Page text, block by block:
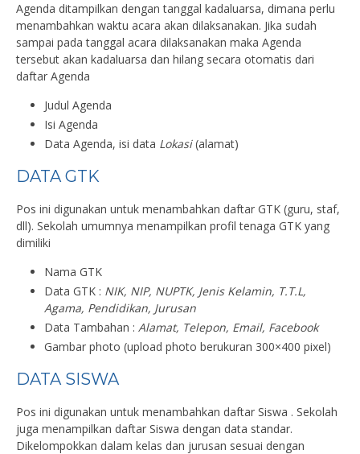
Agenda ditampilkan dengan tanggal kadaluarsa, dimana perlu
menambahkan waktu acara akan dilaksanakan. Jika sudah
sampai pada tanggal acara dilaksanakan maka Agenda
tersebut akan kadaluarsa dan hilang secara otomatis dari
daftar Agenda
Judul Agenda
Isi Agenda
Data Agenda, isi data Lokasi(alamat)
DATA GTK
Pos ini digunakan untuk menambahkan daftar GTK (guru, staf,
dll). Sekolah umumnya menampilkan profil tenaga GTK yang
dimiliki
Nama GTK
Data GTK : NIK, NIP, NUPTK, Jenis Kelamin, T.T.L,
Agama, Pendidikan, Jurusan
Data Tambahan : Alamat, Telepon, Email, Facebook
Gambar photo (upload photo berukuran 300×400 pixel)
DATA SISWA
Pos ini digunakan untuk menambahkan daftar Siswa . Sekolah
juga menampilkan daftar Siswa dengan data standar.
Dikelompokkan dalam kelas dan jurusan sesuai dengan